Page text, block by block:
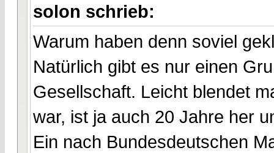
solon schrieb:
Warum haben denn soviel
Natürlich gibt es nur einen
Gesellschaft. Leicht blendet
war, ist ja auch 20 Jahre her
Ein nach Bundesdeutschen